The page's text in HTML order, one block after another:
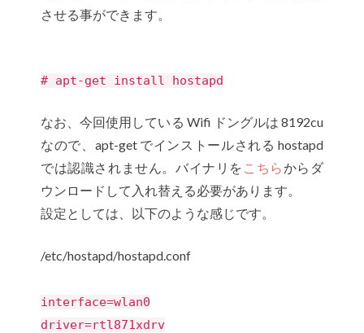
させる事ができます。
# apt-get install hostapd
なお、今回使用している Wifi ドングルは 8192cu
なので、apt-get でインストールされる hostapd
では認識されません。バイナリを こちらからダ
ウンロードして入れ替える必要があります。
設定としては、以下のような感じです。
/etc/hostapd/hostapd.conf
interface=wlan0
driver=rtl871xdrv